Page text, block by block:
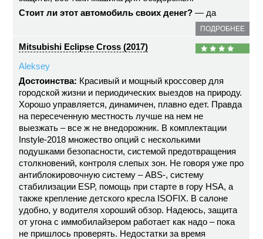
Стоит ли этот автомобиль своих денег? — да
ПОДРОБНЕЕ
Mitsubishi Eclipse Cross (2017)
Aleksey
Достоинства: Красивый и мощный кроссовер для
городской жизни и периодических выездов на природу.
Хорошо управляется, динамичен, плавно едет. Правда
на пересеченную местность лучше на нем не
выезжать – все ж не внедорожник. В комплектации
Instyle-2018 множество опций с несколькими
подушками безопасности, системой предотвращения
столкновений, контроля слепых зон. Не говоря уже про
антиблокировочную систему – ABS-, систему
стабилизации ESP, помощь при старте в гору HSA, а
также крепление детского кресла ISOFIX. В салоне
удобно, у водителя хороший обзор. Надеюсь, защита
от угона с иммобилайзером работает как надо – пока
не пришлось проверять. Недостатки за время